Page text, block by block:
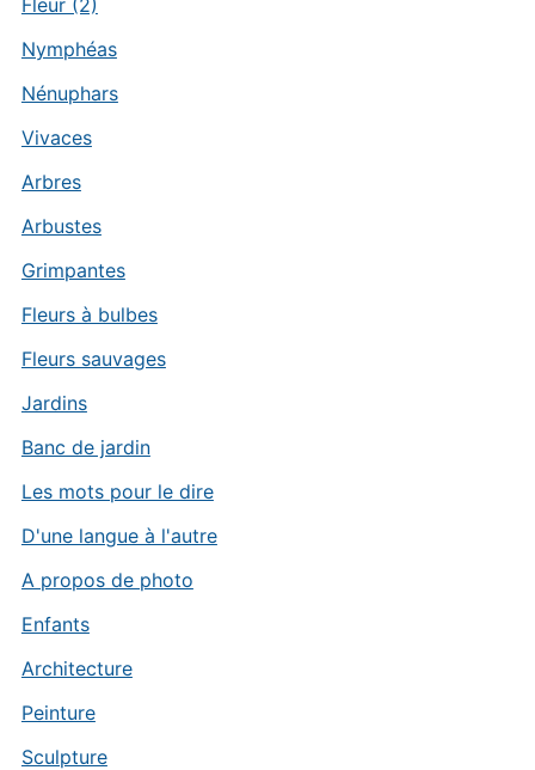
Nymphéas
Nénuphars
Vivaces
Arbres
Arbustes
Grimpantes
Fleurs à bulbes
Fleurs sauvages
Jardins
Banc de jardin
Les mots pour le dire
D'une langue à l'autre
A propos de photo
Enfants
Architecture
Peinture
Sculpture